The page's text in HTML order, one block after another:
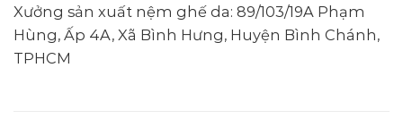
Xưởng sản xuất nệm ghế da: 89/103/19A Phạm
Hùng, Ấp 4A, Xã Bình Hưng, Huyện Bình Chánh,
TPHCM